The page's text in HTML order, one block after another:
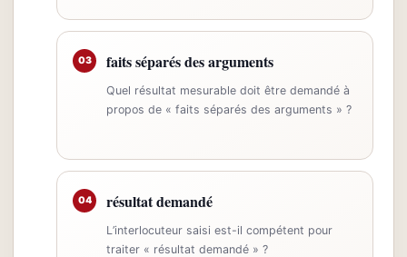
03 faits séparés des arguments
Quel résultat mesurable doit être demandé à
propos de « faits séparés des arguments » ?
04 résultat demandé
L’interlocuteur saisi est-il compétent pour
traiter « résultat demandé » ?